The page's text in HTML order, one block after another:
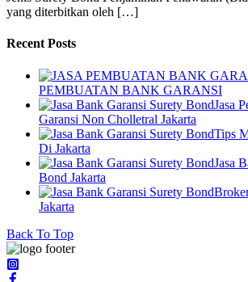
yang diterbitkan oleh […]
Recent Posts
PEMBUATAN BANK GARANSI
Jasa
Garansi Non Cholletral Jakarta
Tips
Di Jakarta
Jasa
Bond Jakarta
Jakarta
Back To Top